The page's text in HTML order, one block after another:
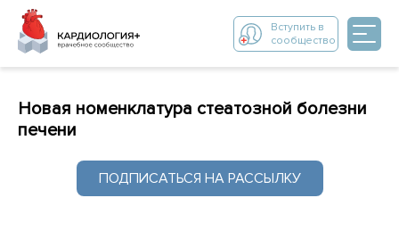
Вступить в
сообщество
Новая номенклатура стеатозной болезни
печени
ПОДПИСАТЬСЯ НА РАССЫЛКУ